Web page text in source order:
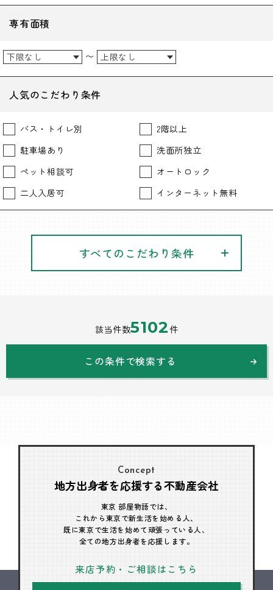
専有面積
〜
人気のこだわり条件
バス・トイレ別
2階以上
駐車場あり
洗面所独立
ペット相談可
オートロック
二人入居可
インターネット無料
すべてのこだわり条件
該当件数5102件
この条件で検索する
Concept
地方出身者を応援する不動産会社
東京 部屋物語では、
これから東京で新生活を始める人、
既に東京で生活を始めて頑張っている人、
全ての地方出身者を応援します。
来店予約・ご相談はこちら